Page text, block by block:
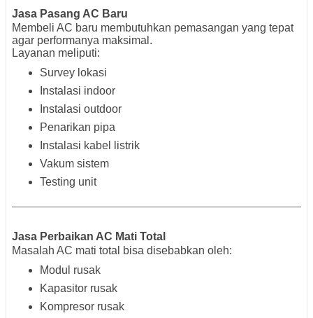
Jasa Pasang AC Baru
Membeli AC baru membutuhkan pemasangan yang tepat
agar performanya maksimal.
Layanan meliputi:
Survey lokasi
Instalasi indoor
Instalasi outdoor
Penarikan pipa
Instalasi kabel listrik
Vakum sistem
Testing unit
Jasa Perbaikan AC Mati Total
Masalah AC mati total bisa disebabkan oleh:
Modul rusak
Kapasitor rusak
Kompresor rusak